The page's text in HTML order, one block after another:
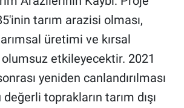
tarım arazisi olması,
üretimi ve kırsal
olumsuz etkileyecektir. 2021
yeniden canlandırılması
toprakların tarım dışı